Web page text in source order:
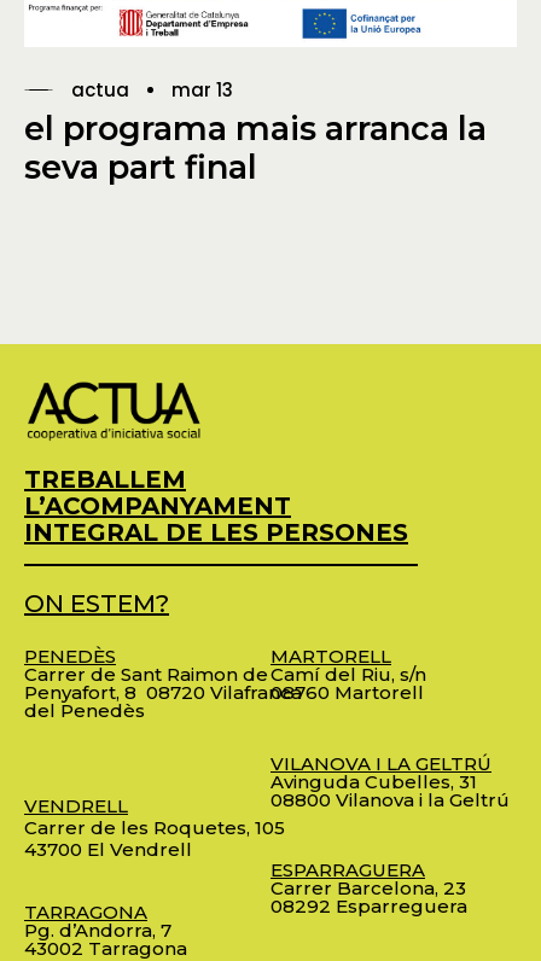
actua mar 13
el programa mais arranca la
seva part final
TREBALLEM
L’ACOMPANYAMENT
INTEGRAL DE LES PERSONES
ON ESTEM?
PENEDÈS
Carrer de Sant Raimon de
Penyafort, 8 08720 Vilafranca
del Penedès
VENDRELL
Carrer de les Roquetes, 105
43700 El Vendrell
TARRAGONA
Pg. d’Andorra, 7
43002 Tarragona
MARTORELL
Camí del Riu, s/n
08760 Martorell
VILANOVA I LA GELTRÚ
Avinguda Cubelles, 31
08800 Vilanova i la Geltrú
ESPARRAGUERA
Carrer Barcelona, 23
08292 Esparreguera